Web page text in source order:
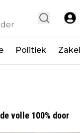
Politiek
volle 100% door